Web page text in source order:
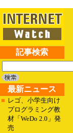
記事検索
最新ニュース
■ レゴ、小学生向け
プログラミング教
材「WeDo 2.0」発
売